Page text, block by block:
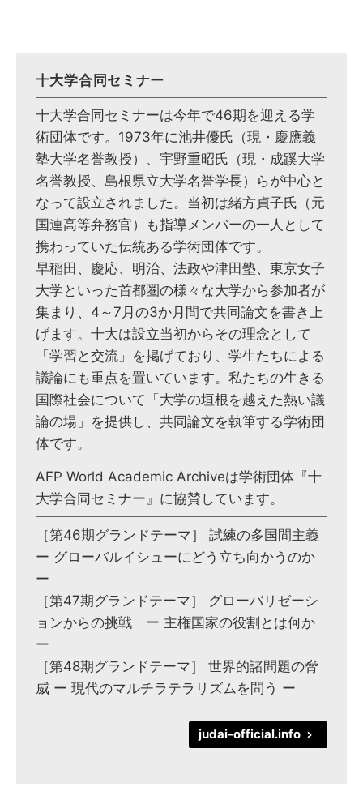
十大学合同セミナー
十大学合同セミナーは今年で46期を迎える学
術団体です。1973年に池井優氏（現・慶應義
塾大学名誉教授）、宇野重昭氏（現・成蹊大学
名誉教授、島根県立大学名誉学長）らが中心と
なって設立されました。当初は緒方貞子氏（元
国連高等弁務官）も指導メンバーの一人として
携わっていた伝統ある学術団体です。
早稲田、慶応、明治、法政や津田塾、東京女子
大学といった首都圏の様々な大学から参加者が
集まり、4～7月の3か月間で共同論文を書き上
げます。十大は設立当初からその理念として
「学習と交流」を掲げており、学生たちによる
議論にも重点を置いています。私たちの生きる
国際社会について「大学の垣根を越えた熱い議
論の場」を提供し、共同論文を執筆する学術団
体です。
AFP World Academic Archiveは学術団体『十
大学合同セミナー』に協賛しています。
［第46期グランドテーマ］ 試練の多国間主義
ー グローバルイシューにどう立ち向かうのか
ー
［第47期グランドテーマ］ グローバリゼーシ
ョンからの挑戦 ー 主権国家の役割とは何か
ー
［第48期グランドテーマ］ 世界的諸問題の脅
威 ー 現代のマルチラテラリズムを問う ー
judai-official.info >